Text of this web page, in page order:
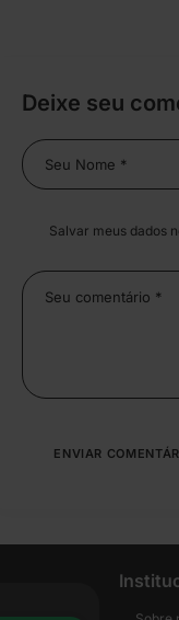
Deixe seu
Salvar meus dados